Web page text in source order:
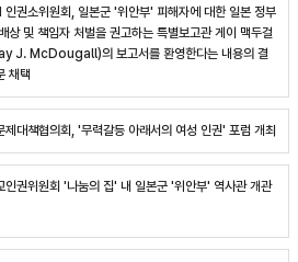
인권소위원회, 일본군 '위안부' 피해자에 대한 일본 정부
상 및 책임자 처벌을 권고하는 특별보고관 게이 맥두걸
J. McDougall)의 보고서를 환영한다는 내용의 결
채택
제대책협의회, '무력갈등 아래서의 여성 인권' 포럼 개최
인권위원회 '나눔의 집' 내 일본군 '위안부' 역사관 개관